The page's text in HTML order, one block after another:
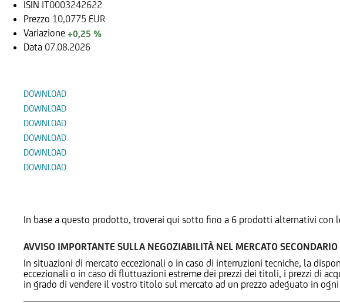
ISIN IT0003242622
Prezzo 10,0775 EUR
Variazione +0,25 %
Data 07.08.2026
DOWNLOAD
DOWNLOAD
DOWNLOAD
DOWNLOAD
DOWNLOAD
DOWNLOAD
In base a questo prodotto, troverai qui sotto fino a 6 prodotti alternativi con
AVVISO IMPORTANTE SULLA NEGOZIABILITÀ NEL MERCATO SECONDARIO
In situazioni di mercato eccezionali o in caso di interruzioni tecniche, la
eccezionali o in caso di fluttuazioni estreme dei prezzi dei titoli, i prezzi di
in grado di vendere il vostro titolo sul mercato ad un prezzo adeguato in